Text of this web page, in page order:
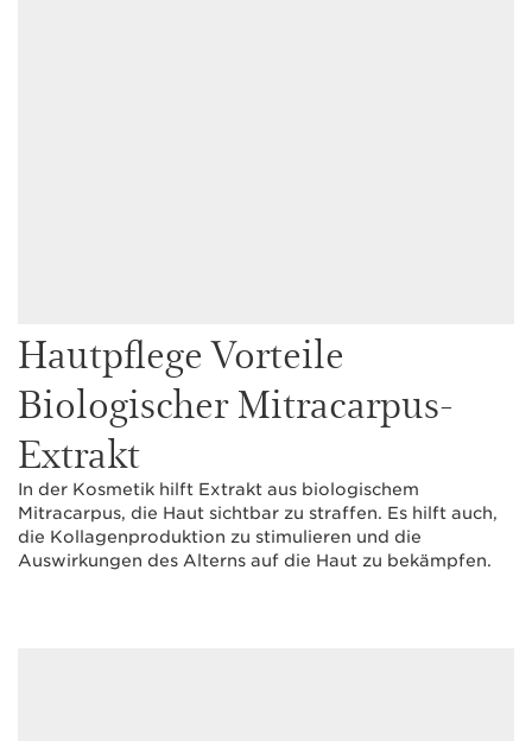
Hautpflege Vorteile
Biologischer Mitracarpus-
Extrakt
In der Kosmetik hilft Extrakt aus biologischem
Mitracarpus, die Haut sichtbar zu straffen. Es hilft auch,
die Kollagenproduktion zu stimulieren und die
Auswirkungen des Alterns auf die Haut zu bekämpfen.